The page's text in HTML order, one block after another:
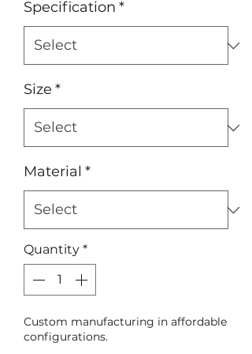
Specification *
Size *
Material *
Quantity *
Custom manufacturing in affordable
configurations.